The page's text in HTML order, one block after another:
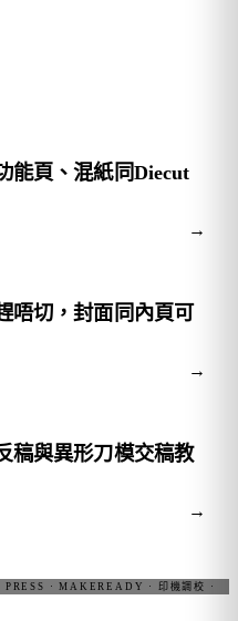
能頁、混紙同Diecut
→
唔切，封面同內頁可
→
稿與異形刀模交稿教
→